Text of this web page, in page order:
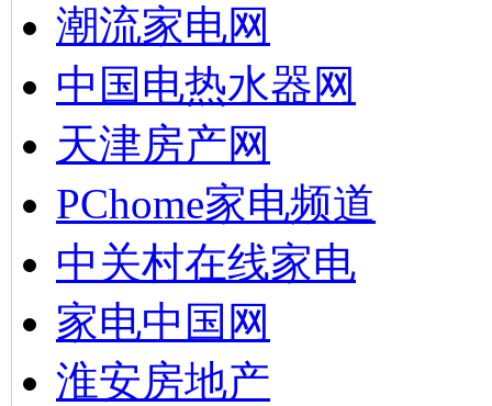
潮流家电网
中国电热水器网
天津房产网
PChome家电频道
中关村在线家电
家电中国网
淮安房地产